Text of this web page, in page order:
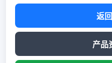
返
产品